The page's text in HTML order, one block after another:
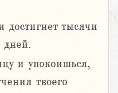
тысячи
дней.
и упокоишься,
твоего